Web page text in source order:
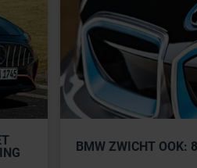
BMW ZWICHT OOK: